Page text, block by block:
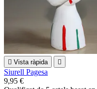
 Vista ràpida 
Siurell Pagesa
9,95 €